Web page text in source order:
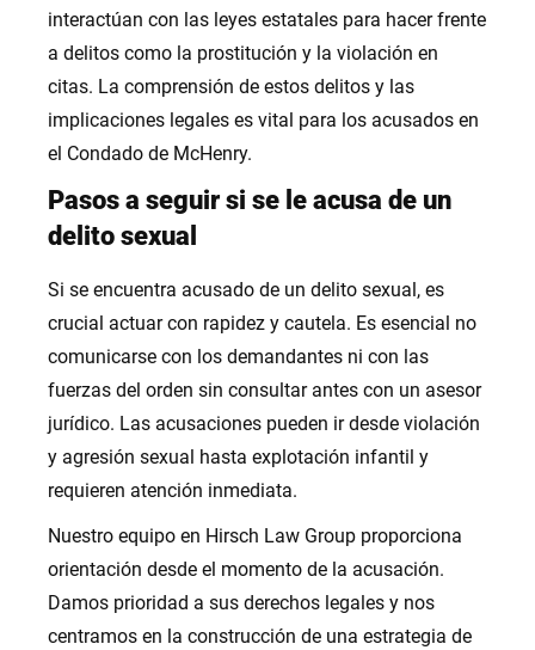
interactúan con las leyes estatales para hacer frente
a delitos como la prostitución y la violación en
citas. La comprensión de estos delitos y las
implicaciones legales es vital para los acusados en
el Condado de McHenry.
Pasos a seguir si se le acusa de un
delito sexual
Si se encuentra acusado de un delito sexual, es
crucial actuar con rapidez y cautela. Es esencial no
comunicarse con los demandantes ni con las
fuerzas del orden sin consultar antes con un asesor
jurídico. Las acusaciones pueden ir desde violación
y agresión sexual hasta explotación infantil y
requieren atención inmediata.
Nuestro equipo en Hirsch Law Group proporciona
orientación desde el momento de la acusación.
Damos prioridad a sus derechos legales y nos
centramos en la construcción de una estrategia de